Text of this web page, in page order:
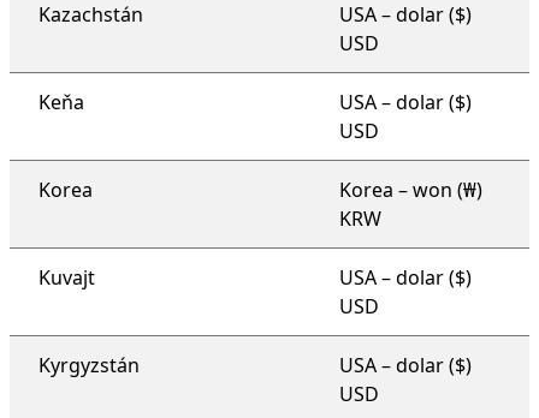
Kazachstán
USA – dolar ($)
USD
Keňa
USA – dolar ($)
USD
Korea
Korea – won (₩)
KRW
Kuvajt
USA – dolar ($)
USD
Kyrgyzstán
USA – dolar ($)
USD